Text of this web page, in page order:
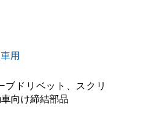
用
ブドリベット、スクリ
向け締結部品